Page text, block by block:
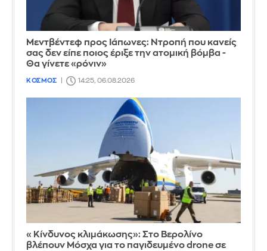
Μεντβέντεφ προς Ιάπωνες: Ντροπή που κανείς
σας δεν είπε ποιος έριξε την ατομική βόμβα -
Θα γίνετε «ρόνιν»
ΚΟΣΜΟΣ 14:25, 06.08.2026
«Κίνδυνος κλιμάκωσης»: Στο Βερολίνο
βλέπουν Μόσχα για το παγιδευμένο drone σε